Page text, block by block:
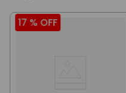
17 % OFF